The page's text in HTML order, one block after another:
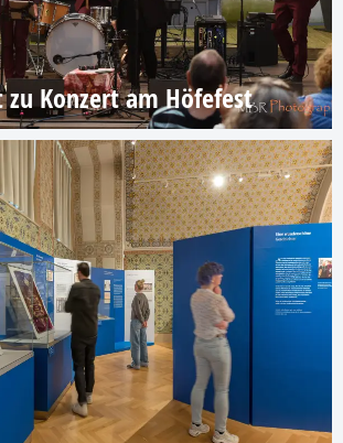
zu Konzert am Höfefest